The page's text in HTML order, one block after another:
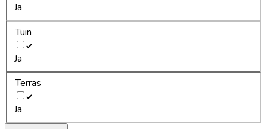
Ja
Tuin
Ja
Terras
Ja